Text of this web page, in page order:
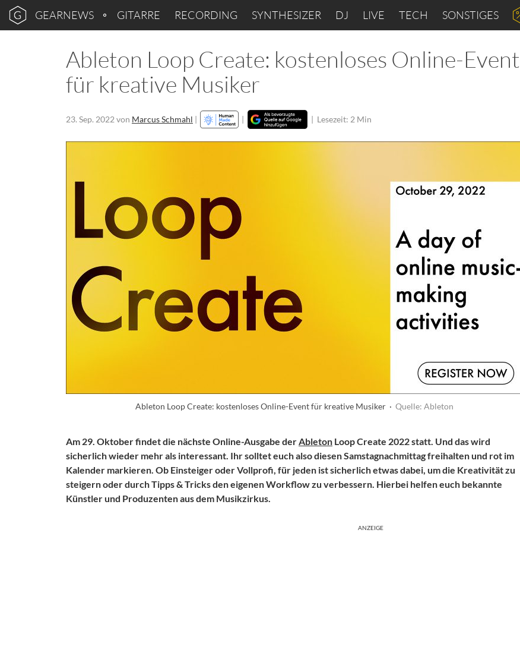
GEARNEWS GITARRE RECORDING SYNTHESIZER DJ LIVE TECH SONSTIGES
Ableton Loop Create: kostenloses Online-Event
für kreative Musiker
23. Sep. 2022 von Marcus Schmahl | | | Lesezeit: 2 Min
Ableton Loop Create: kostenloses Online-Event für kreative Musiker · Quelle: Ableton
Am 29. Oktober findet die nächste Online-Ausgabe derAbleton Loop Create 2022 statt. Und das wird
sicherlich wieder mehr als interessant. Ihr solltet euch also diesen Samstagnachmittag freihalten und rot im
Kalender markieren. Ob Einsteiger oder Vollprofi, für jeden ist sicherlich etwas dabei, um die Kreativität zu
steigern oder durch Tipps & Tricks den eigenen Workflow zu verbessern. Hierbei helfen euch bekannte
Künstler und Produzenten aus dem Musikzirkus.
ANZEIGE